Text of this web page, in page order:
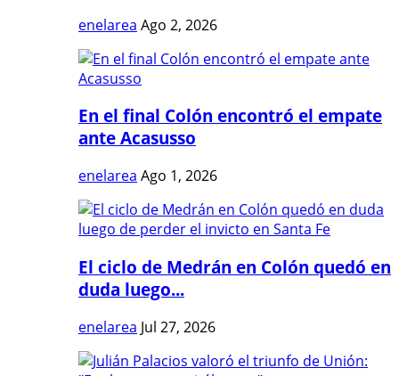
enelarea Ago 2, 2026
En el final Colón encontró el empate
ante Acasusso
enelarea Ago 1, 2026
El ciclo de Medrán en Colón quedó en
duda luego...
enelarea Jul 27, 2026